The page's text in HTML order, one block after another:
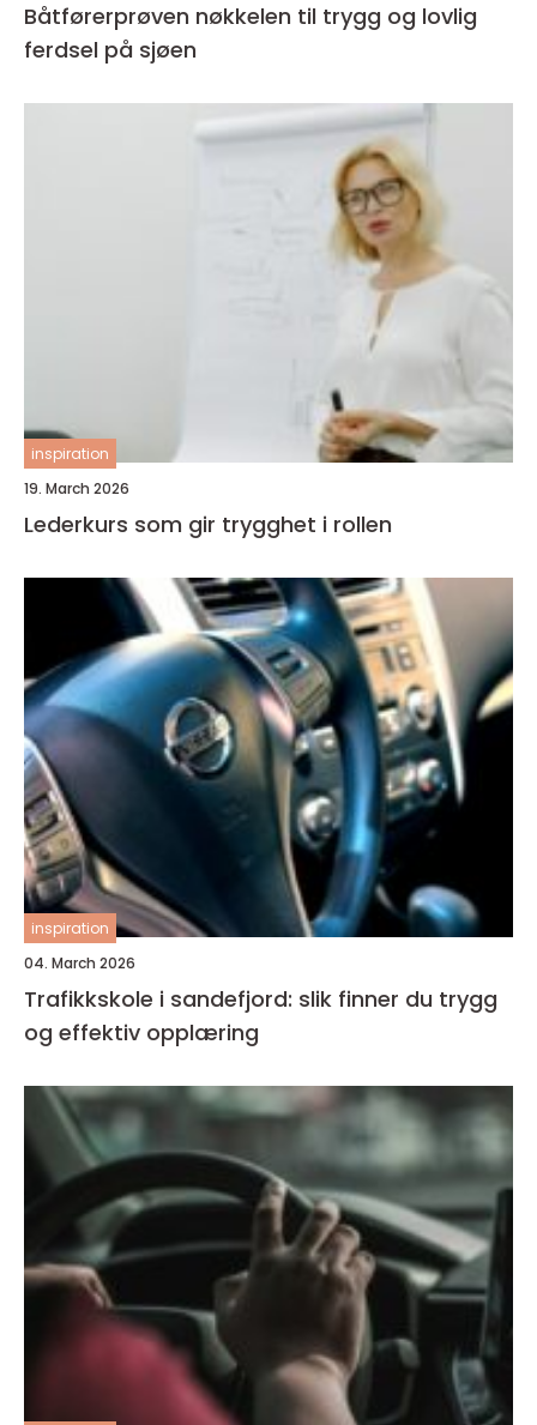
Båtførerprøven nøkkelen til trygg og lovlig
ferdsel på sjøen
inspiration
19. March 2026
Lederkurs som gir trygghet i rollen
inspiration
04. March 2026
Trafikkskole i sandefjord: slik finner du trygg
og effektiv opplæring